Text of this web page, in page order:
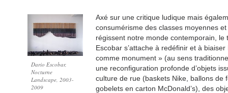
Dario Escobar,
Nocturne
Landscape, 2003-
2009
Axé sur une critique ludique mais
consumérisme des classes moyennes
régissent notre monde contemporain, le
Escobar s’attache à redéfinir et à
comme monument » (au sens
une reconfiguration profonde d’objets
culture de rue (baskets Nike, ballons de
gobelets en carton McDonald’s), des